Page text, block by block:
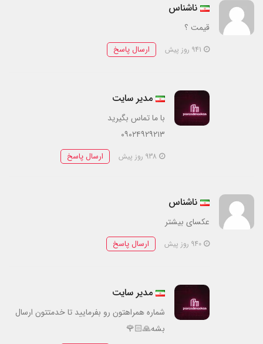
ناشناس
قیمت ؟
ارسال پاسخ
مدیر سایت
با ما تماس بگیرید
۰۹۰۲۴۹۲۹۲۱۳
ارسال پاسخ
ناشناس
عکسای بیشتر
ارسال پاسخ
مدیر سایت
شماره همراهتون رو بفرمایید تا خدمتتون ارسال
بشه🙏🏻🌹